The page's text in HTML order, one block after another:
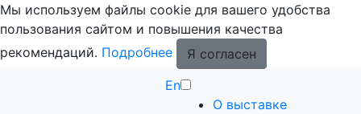
Мы используем файлы cookie для вашего удобства
пользования сайтом и повышения качества
рекомендаций. Подробнее
Я согласен
En
О выставке